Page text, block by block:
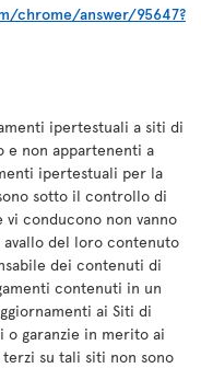
chrome/answer/95647?
ipertestuali a siti di
e non appartenenti a
ipertestuali per la
sotto il controllo di
conducono non vanno
del loro contenuto
dei contenuti di
contenuti in un
ai Siti di
o garanzie in merito ai
su tali siti non sono